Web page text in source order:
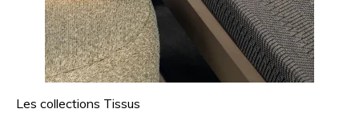
Les collections Tissus